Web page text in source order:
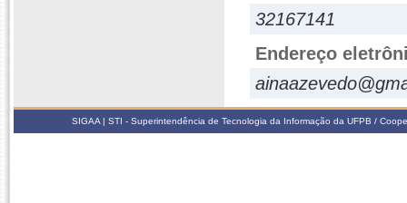
32167141
Endereço
SIGAA | STI - Superintendência de Tecnologia da Informação da UFPB /